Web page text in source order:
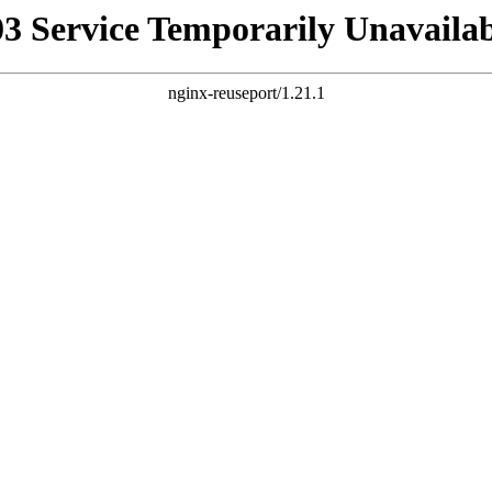
Service Temporarily
nginx-reuseport/1.21.1